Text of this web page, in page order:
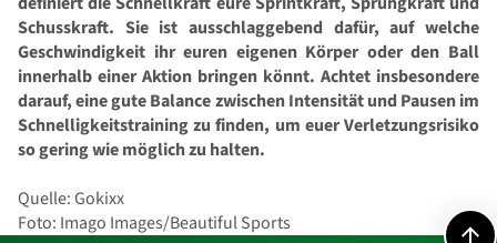
Schusskraft. Sie ist ausschlaggebend dafür, auf welche
Geschwindigkeit ihr euren eigenen Körper oder den Ball
innerhalb einer Aktion bringen könnt. Achtet insbesondere
darauf, eine gute Balance zwischen Intensität und Pausen im
Schnelligkeitstraining zu finden, um euer Verletzungsrisiko
so gering wie möglich zu halten.
Quelle: Gokixx
Foto: Imago Images/Beautiful Sports